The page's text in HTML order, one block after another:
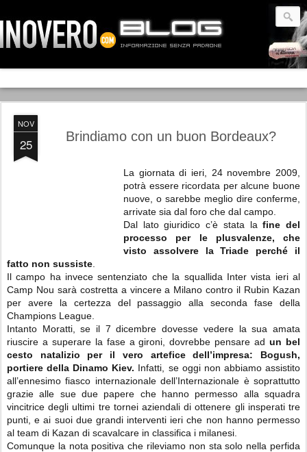
NOV
25 Brindiamo con un buon Bordeaux?
La giornata di ieri, 24 novembre 2009,
potrà essere ricordata per alcune buone
nuove, o sarebbe meglio dire conferme,
arrivate sia dal foro che dal campo.
Dal lato giuridico c’è stata lafine del
processo per le plusvalenze, che
visto assolvere la Triade perché il
fatto non sussiste
Il campo ha invece sentenziato che la squallida Inter vista ieri al
Camp Nou sarà costretta a vincere a Milano contro il Rubin Kazan
per avere la certezza del passaggio alla seconda fase della
Champions League.
Intanto Moratti, se il 7 dicembre dovesse vedere la sua amata
riuscire a superare la fase a gironi, dovrebbe pensare adun bel
cesto natalizio per il vero artefice dell’impresa: Bogush,
portiere della Dinamo Kiev. Infatti, se oggi non abbiamo assistito
all’ennesimo fiasco internazionale dell’Internazionale è soprattutto
grazie alle sue due papere che hanno permesso alla squadra
vincitrice degli ultimi tre tornei aziendali di ottenere gli insperati tre
punti, e ai suoi due grandi interventi ieri che non hanno permesso
al team di Kazan di scavalcare in classifica i milanesi.
Comunque la nota positiva che rileviamo non sta solo nella perfida